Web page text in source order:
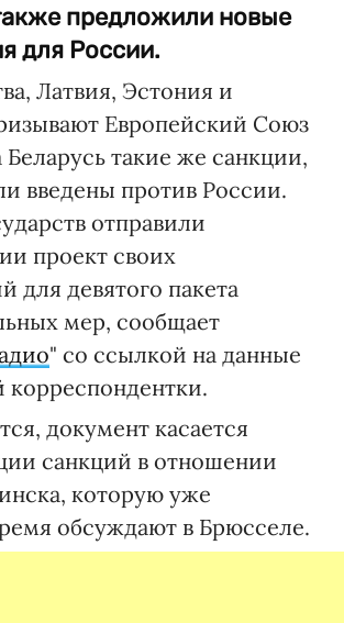
предложили новые
для России.
Латвия, Эстония и
Европейский Союз
такие же санкции,
введены против России.
отправили
проект своих
для девятого пакета
мер, сообщает
" со ссылкой на данные
корреспондентки.
документ касается
санкций в отношении
которую уже
обсуждают в Брюсселе.